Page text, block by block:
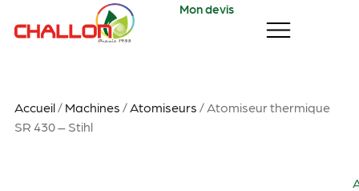
Mon devis
Accueil/ Machines / Atomiseurs / Atomiseur thermique
SR 430 – Stihl